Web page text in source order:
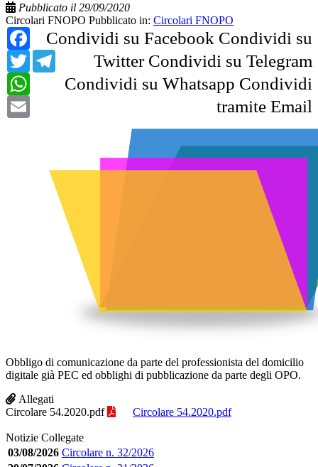
Pubblicato il 29/09/2020
Circolari FNOPO Pubblicato in: Circolari FNOPO
Condividi su Facebook
Facebook
Condividi su
Twitter
Twitter Condividi su Telegram
Telegram
Condividi su Whatsapp
WhatsApp
Condividi
tramite Email
Obbligo di comunicazione da parte del professionista del domicilio
digitale già PEC ed obblighi di pubblicazione da parte degli OPO.
Allegati
Circolare 54.2020.pdf
Circolare 54.2020.pdf
Notizie Collegate
03/08/2026 Circolare n. 32/2026